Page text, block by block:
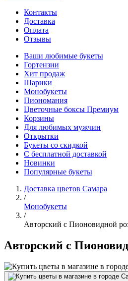
Контакты
Доставка
Оплата
Отзывы
Ваши любимые букеты
Гортензии
Хит продаж
Шарики
Монобукеты
Пиономания
Цветочные боксы Премиум
Корзины
Для любимых мужчин
Открытки
Букеты со скидкой
С бесплатной доставкой
Новинки
Популярные букеты
Доставка цветов Самара
/
Монобукеты
/
Авторский с Пионовидной
Авторский с